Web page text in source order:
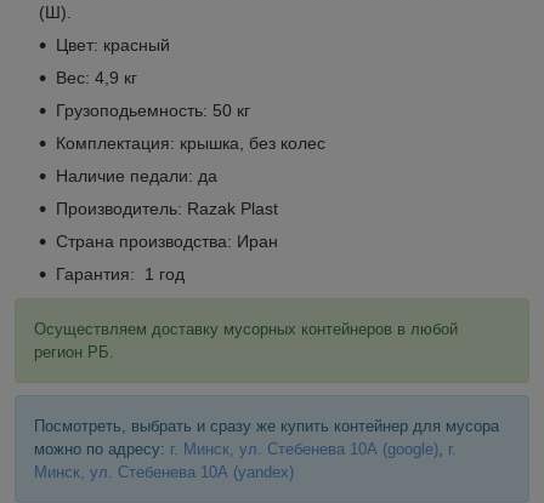
(Ш).
Цвет: красный
Вес: 4,9 кг
Грузоподьемность: 50 кг
Комплектация: крышка, без колес
Наличие педали: да
Производитель: Razak Plast
Страна производства: Иран
Гарантия: 1 год
Осуществляем доставку мусорных контейнеров в любой
регион РБ.
Посмотреть, выбрать и сразу же купить контейнер для мусора
можно по адресу: г. Минск, ул. Стебенева 10А (google) г.
Минск, ул. Стебенева 10А (yandex)